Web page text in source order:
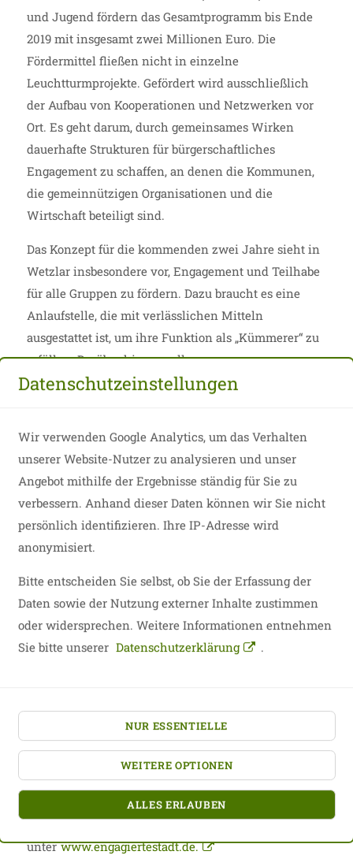
und Jugend fördern das Gesamtprogramm bis Ende
2019 mit insgesamt zwei Millionen Euro. Die
Fördermittel fließen nicht in einzelne
Leuchtturmprojekte. Gefördert wird ausschließlich
der Aufbau von Kooperationen und Netzwerken vor
Ort. Es geht darum, durch gemeinsames Wirken
dauerhafte Strukturen für bürgerschaftliches
Engagement zu schaffen, an denen die Kommunen,
die gemeinnützigen Organisationen und die
Wirtschaft beteiligt sind.
Das Konzept für die kommenden zwei Jahre sieht in
Wetzlar insbesondere vor, Engagement und Teilhabe
für alle Gruppen zu fördern. Dazu braucht es eine
Anlaufstelle, die mit verlässlichen Mitteln
ausgestattet ist, um ihre Funktion als „Kümmerer“ zu
erfüllen. Darüber hinaus sollen
Engagementbündnisse zwischen Kommune,
Das Programm
Dem Förderkonsortium des Netzwerkprogramms
„Engagierte Stadt“ gehören in den nächsten zwei
Jahren neben dem Bundesministeriums für Familie,
Senioren, Frauen und Jugend die Bethe Stiftung, die
Joachim Herz Stiftung, die Körber-Stiftung und die
Robert Bosch Stiftung an. Die Engagierte Stadt ist
2015 als eine gemeinsame Initiative der Bertelsmann
Stiftung, der BMW Stiftung Herbert Quandt, des
des Bundesministeriums für Familie, Senioren,
Frauen und Jugend gestartet. Gemeinsam stellen sie
dafür nicht nur Fördermittel, sondern auch
Erfahrungen und Kompetenzen zur Verfügung.
Mehr Informationen zum Netzwerkprogramm
unter www.engagiertestadt.de.
Datenschutzeinstellungen
Wir verwenden Google Analytics, um das Verhalten
unserer Website-Nutzer zu analysieren und unser
Angebot mithilfe der Ergebnisse ständig für Sie zu
verbessern. Anhand dieser Daten können wir Sie nicht
persönlich identifizieren. Ihre IP-Adresse wird
anonymisiert.
Bitte entscheiden Sie selbst, ob Sie der Erfassung der
Daten sowie der Nutzung externer Inhalte zustimmen
oder widersprechen. Weitere Informationen entnehmen
Sie bitte unserer Datenschutzerklärung .
NUR ESSENTIELLE
WEITERE OPTIONEN
ALLES ERLAUBEN